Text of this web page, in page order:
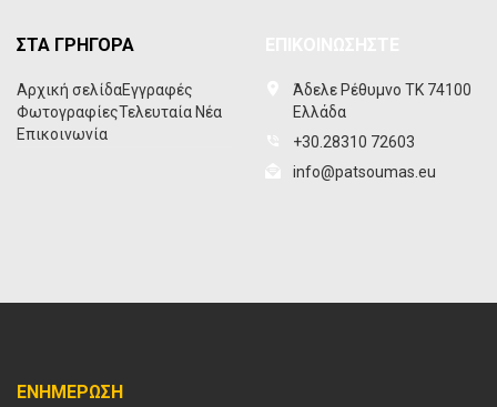
ΣΤΑ ΓΡΗΓΟΡΑ
Αρχική σελίδαΕγγραφές
ΦωτογραφίεςΤελευταία Νέα
Επικοινωνία
Άδελε Ρέθυμνο ΤΚ 74100
Ελλάδα
+30.28310 72603
info@patsoumas.eu
ΕΝΗΜΕΡΩΣΗ